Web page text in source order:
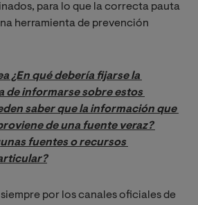
para lo que la correcta pauta
herramienta de prevención
¿En qué debería fijarse la
de informarse sobre estos
saber que la información que
de una fuente veraz?
fuentes o recursos
por los canales oficiales de